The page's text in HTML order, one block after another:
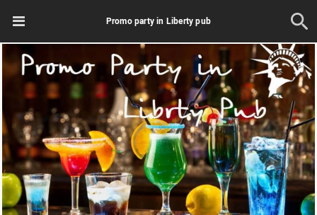
Promo party in Liberty pub